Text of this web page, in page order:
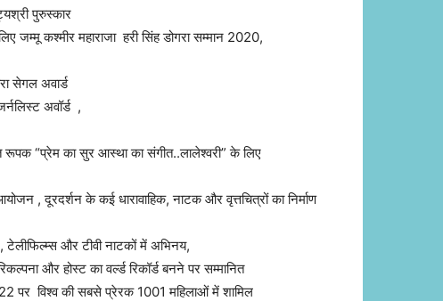
पुरुस्कार
जम्मू कश्मीर महाराजा हरी सिंह डोगरा सम्मान 2020,
सेगल अवार्ड
अवॉर्ड ,
रूपक “प्रेम का सुर आस्था का संगीत..लालेश्वरी” के लिए
, दूरदर्शन के कई धारावाहिक, नाटक और वृत्तचित्रों का निर्माण
और टीवी नाटकों में अभिनय,
और होस्ट का वर्ल्ड रिकॉर्ड बनने पर सम्मानित
पर विश्व की सबसे प्रेरक 1001 महिलाओं में शामिल